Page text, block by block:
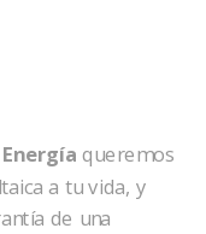
queremos
a tu vida, y
de una